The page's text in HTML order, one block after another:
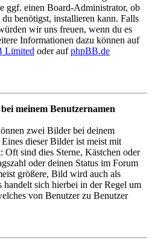
ggf. einen Board-Administrator, ob
du benötigst, installieren kann. Falls
wir uns freuen, wenn du es
Informationen dazu können auf
Limited oder aufphpBB.de
meinem Benutzernamen
zwei Bilder bei deinem
dieser Bilder ist meist mit
Oft sind dies Sterne, Kästchen oder
oder deinen Status im Forum
größere, Bild wird auch als
handelt sich hierbei in der Regel um
von Benutzer zu Benutzer